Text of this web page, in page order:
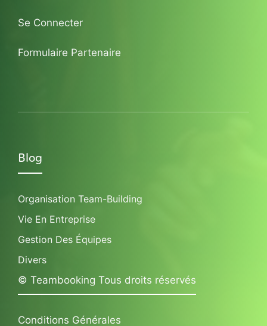
Se Connecter
Formulaire Partenaire
Blog
Organisation Team-Building
Vie En Entreprise
Gestion Des Équipes
Divers
© Teambooking Tous droits réservés
Conditions Générales